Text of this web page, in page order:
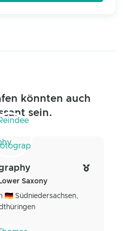
könnten auch
sein.
Saxony
🇩🇪 Südniedersachsen,